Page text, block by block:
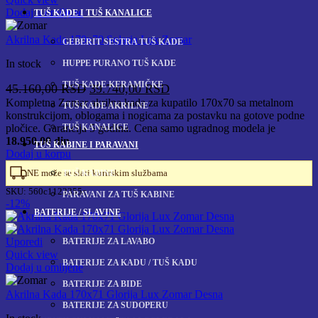
TUŠ KADE I TUŠ KANALICE
GEBERIT SESTRA TUŠ KADE
HUPPE PURANO TUŠ KADE
TUŠ KADE KERAMIČKE
TUŠ KADE AKRILNE
TUŠ KANALICE
TUŠ KABINE I PARAVANI
TUŠ KABINE
PARAVANI ZA TUŠ KABINE
BATERIJE / SLAVINE
BATERIJE ZA LAVABO
BATERIJE ZA KADU / TUŠ KADU
BATERIJE ZA BIDE
BATERIJE ZA SUDOPERU
Dodaj u omiljene
Akrilna Kada 170x70 Solaria Lux Zomar
In stock
45.160,00RSD Originalna
cena
je
bila:
45.160,00 RSD.
39.740,00RSDTrenutna
cena
je:
39.740,00 RSD.
Kompletna Zomar akrilna kada za kupatilo 170x70 sa metalnom
konstrukcijom, oblogama i nogicama za postavku na gotove podne
pločice. Garancija 5 godina. Cena samo ugradnog modela je
18.950,00 din
Dodaj u korpu
NE može se slati kurirskim službama
SKU: 560c1122355c
-12%
Uporedi
Quick view
Dodaj u omiljene
Akrilna Kada 170x71 Glorija Lux Zomar Desna